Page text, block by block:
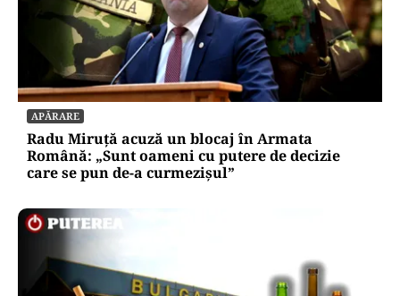
APĂRARE
Radu Miruță acuză un blocaj în Armata
Română: „Sunt oameni cu putere de decizie
care se pun de-a curmezișul”